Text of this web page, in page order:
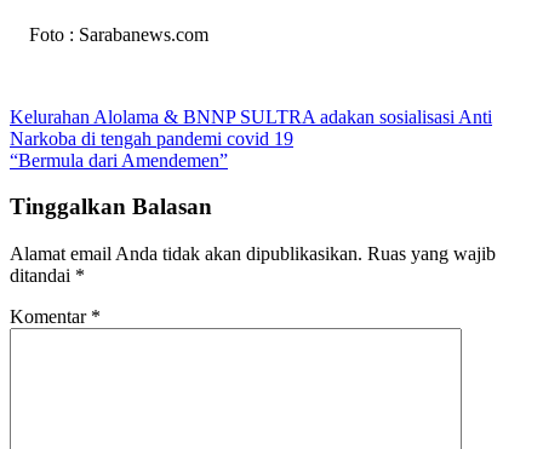
Foto : Sarabanews.com
Navigasi
pos
Kelurahan Alolama & BNNP SULTRA adakan sosialisasi Anti
Narkoba di tengah pandemi covid 19
“Bermula dari Amendemen”
Tinggalkan Balasan
Alamat email Anda tidak akan dipublikasikan. Ruas yang wajib
ditandai *
Komentar *